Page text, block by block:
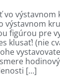
vo
výstavnom
figúrou pre
klusať! (nie
[…]